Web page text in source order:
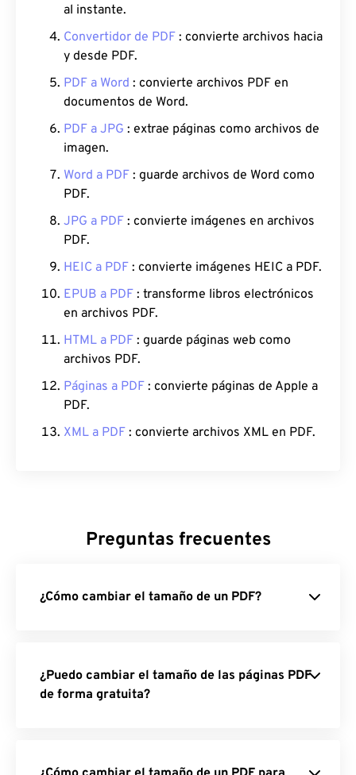
al instante.
Convertidor de PDF : convierte archivos hacia
y desde PDF.
PDF a Word : convierte archivos PDF en
documentos de Word.
PDF a JPG : extrae páginas como archivos de
imagen.
Word a PDF : guarde archivos de Word como
PDF.
JPG a PDF : convierte imágenes en archivos
PDF.
HEIC a PDF : convierte imágenes HEIC a PDF.
EPUB a PDF : transforme libros electrónicos
en archivos PDF.
HTML a PDF : guarde páginas web como
archivos PDF.
Páginas a PDF : convierte páginas de Apple a
PDF.
XML a PDF : convierte archivos XML en PDF.
Preguntas frecuentes
¿Cómo cambiar el tamaño de un PDF?
¿Puedo cambiar el tamaño de las páginas PDF
de forma gratuita?